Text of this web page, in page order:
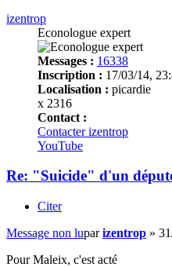
izentrop
Econologue expert
Messages : 16338
Inscription : 17/03/14,
Localisation : picardie
x 2316
Contact :
Contacter izentrop
YouTube
Re: "Suicide" d'un
Citer
Message non luparizentrop »
Pour Maleix, c'est acté